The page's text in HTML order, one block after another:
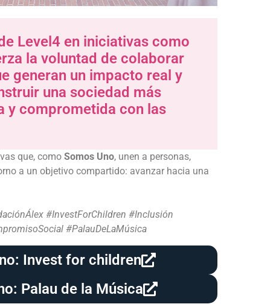
Level4 en iniciativas como
la voluntad de colaborar
generan un impacto real y
una sociedad más
y comprometida con las
que, como Somos Uno, unen a personas,
a un objetivo compartido: avanzar hacia una
#InvestForChildren #Inclusión
#PalauDeLaMúsica
Invest for children
Palau de la Música